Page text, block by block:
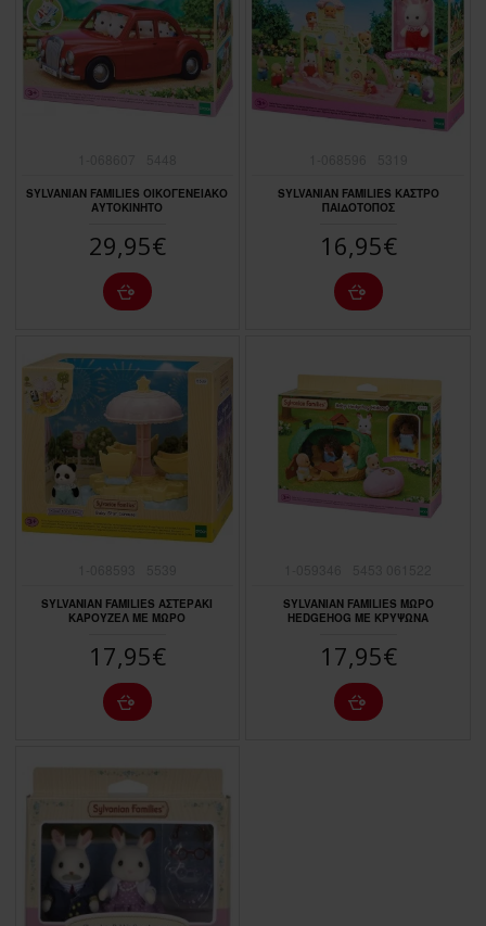
SYLVANIAN FAMILIES ΟΙΚΟΓΕΝΕΙΑΚΟ
ΑΥΤΟΚΙΝΗΤΟ
29,95€
SYLVANIAN FAMILIES ΚΑΣΤΡΟ
ΠΑΙΔΟΤΟΠΟΣ
16,95€
SYLVANIAN FAMILIES ΑΣΤΕΡΑΚΙ
ΚΑΡΟΥΖΕΛ ΜΕ ΜΩΡΟ
17,95€
SYLVANIAN FAMILIES ΜΩΡΟ
HEDGEHOG ΜΕ ΚΡΥΨΩΝΑ
17,95€